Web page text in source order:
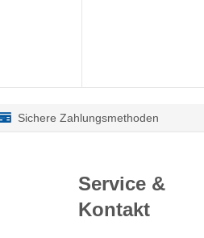
Sichere Zahlungsmethoden
Service &
Kontakt